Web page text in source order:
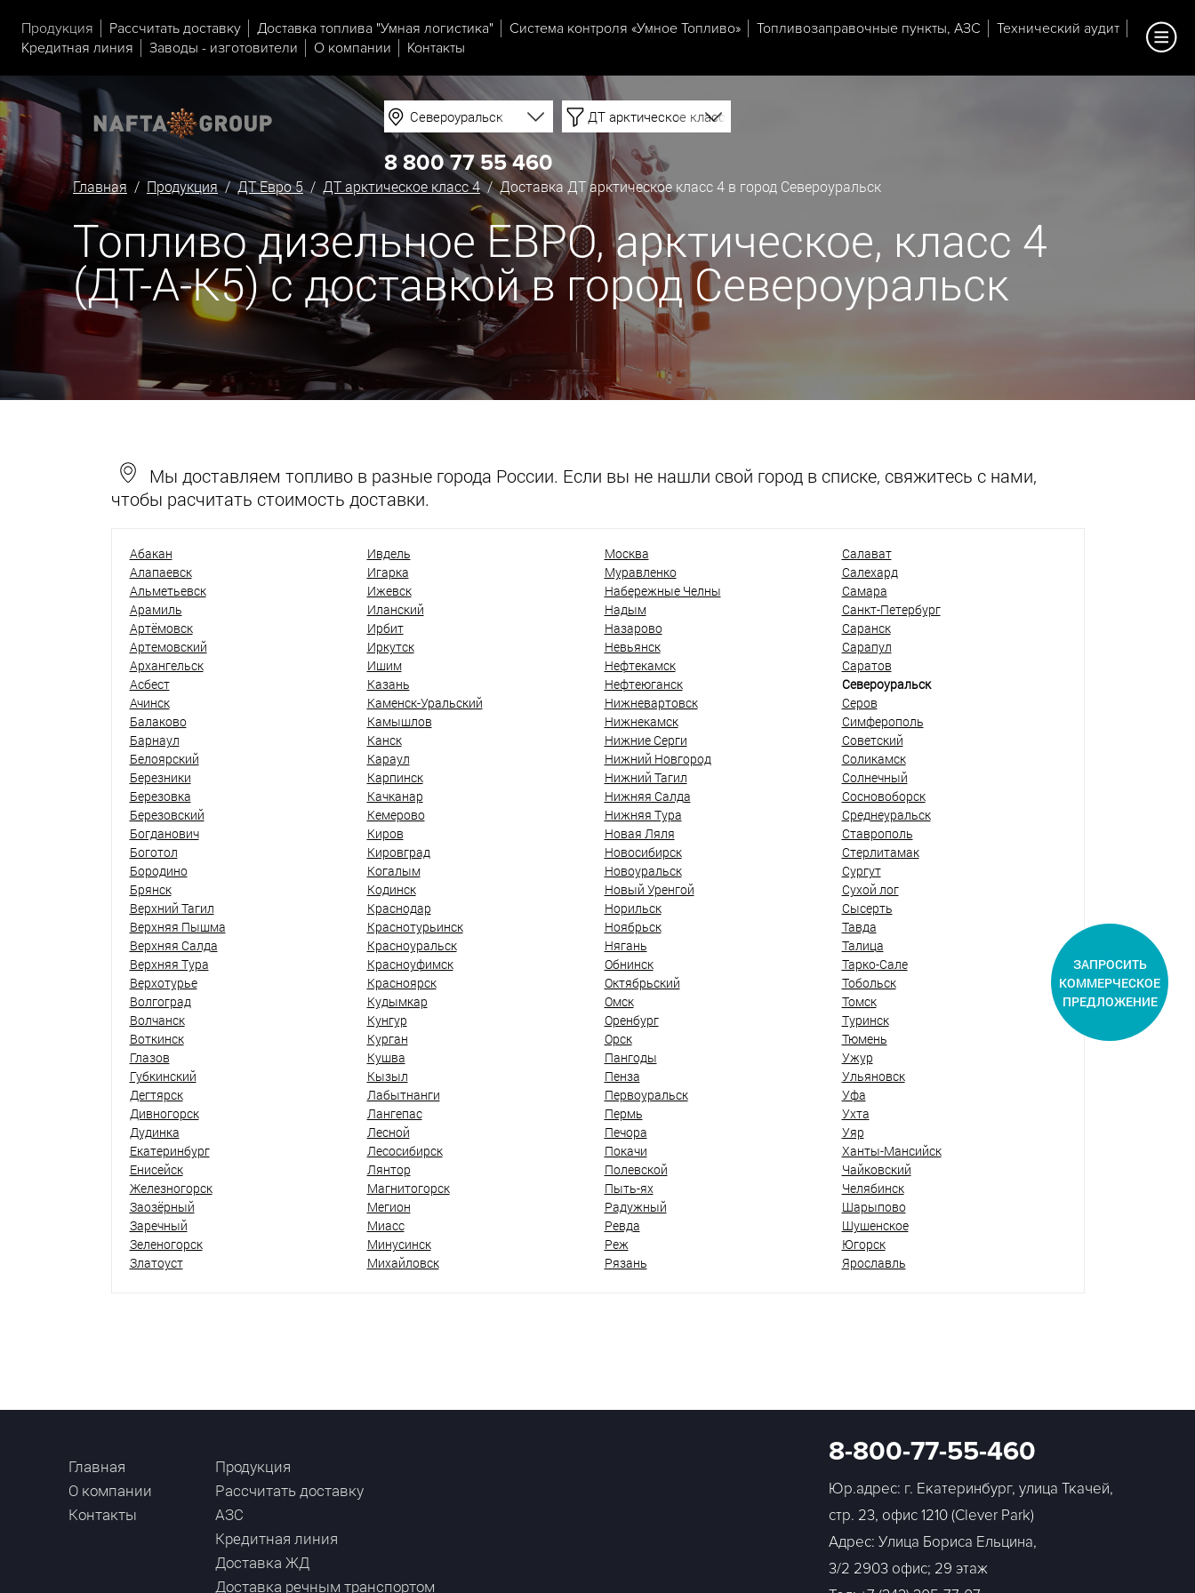
Продукция Рассчитать доставку Доставка топлива "Умная логистика" Система контроля «Умное Топливо» Топливозаправочные пункты, АЗС
Технический аудит
Кредитная линия
Заводы - изготовители О компании Контакты
Североуральск ДТ арктическое класс 4
8 800 77 55 460
Главная / Продукция/ДТ Евро 5/ ДТ арктическое класс 4/ Доставка ДТ арктическое класс 4 в город Североуральск
Топливо дизельное ЕВРО, арктическое, класс 4
(ДТ-А-К5) с доставкой в город Североуральск
Мы доставляем топливо в разные города России. Если вы не нашли свой город в списке, свяжитесь с нами,
чтобы расчитать стоимость доставки.
Абакан
Алапаевск
Альметьевск
Арамиль
Артёмовск
Артемовский
Архангельск
Асбест
Ачинск
Балаково
Барнаул
Белоярский
Березники
Березовка
Березовский
Богданович
Боготол
Бородино
Брянск
Верхний Тагил
Верхняя Пышма
Верхняя Салда
Верхняя Тура
Верхотурье
Волгоград
Волчанск
Воткинск
Глазов
Губкинский
Дегтярск
Дивногорск
Дудинка
Екатеринбург
Енисейск
Железногорск
Заозёрный
Заречный
Зеленогорск
Златоуст
Ивдель
Игарка
Ижевск
Иланский
Ирбит
Иркутск
Ишим
Казань
Каменск-Уральский
Камышлов
Канск
Караул
Карпинск
Качканар
Кемерово
Киров
Кировград
Когалым
Кодинск
Краснодар
Краснотурьинск
Красноуральск
Красноуфимск
Красноярск
Кудымкар
Кунгур
Курган
Кушва
Кызыл
Лабытнанги
Лангепас
Лесной
Лесосибирск
Лянтор
Магнитогорск
Мегион
Миасс
Минусинск
Михайловск
Москва
Муравленко
Набережные Челны
Надым
Назарово
Невьянск
Нефтекамск
Нефтеюганск
Нижневартовск
Нижнекамск
Нижние Серги
Нижний Новгород
Нижний Тагил
Нижняя Салда
Нижняя Тура
Новая Ляля
Новосибирск
Новоуральск
Новый Уренгой
Норильск
Ноябрьск
Нягань
Обнинск
Октябрьский
Омск
Оренбург
Орск
Пангоды
Пенза
Первоуральск
Пермь
Печора
Покачи
Полевской
Пыть-ях
Радужный
Ревда
Реж
Рязань
Салават
Салехард
Самара
Санкт-Петербург
Саранск
Сарапул
Саратов
Североуральск
Серов
Симферополь
Советский
Соликамск
Солнечный
Сосновоборск
Среднеуральск
Ставрополь
Стерлитамак
Сургут
Сухой лог
Сысерть
Тавда
Талица
Тарко-Сале
Тобольск
Томск
Туринск
Тюмень
Ужур
Ульяновск
Уфа
Ухта
Уяр
Ханты-Мансийск
Чайковский
Челябинск
Шарыпово
Шушенское
Югорск
Ярославль
Главная
О компании
Контакты
Продукция
Рассчитать доставку
АЗС
Кредитная линия
Доставка ЖД
Доставка речным транспортом
8-800-77-55-460
Юр.адрес: г. Екатеринбург, улица Ткачей,
стр. 23, офис 1210 (Clever Park)
Адрес: Улица Бориса Ельцина,
3/2 2903 офис; 29 этаж
ЗАПРОСИТЬ
КОММЕРЧЕСКОЕ
ПРЕДЛОЖЕНИЕ